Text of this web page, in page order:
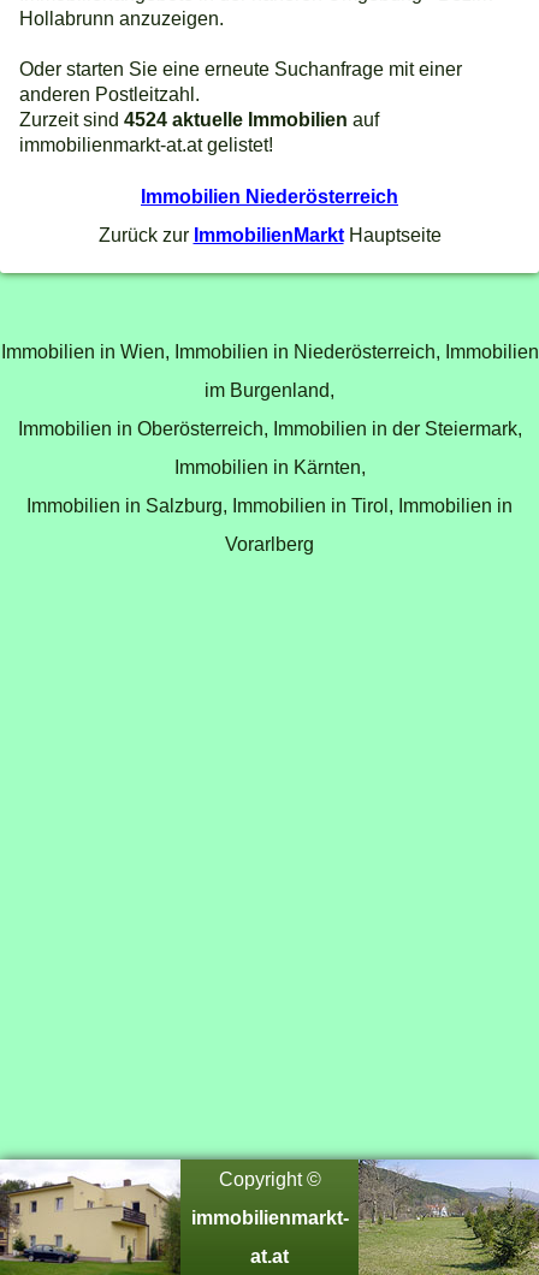
Hollabrunn anzuzeigen.
Oder starten Sie eine erneute Suchanfrage mit einer
anderen Postleitzahl.
Zurzeit sind4524 aktuelle Immobilien auf
immobilienmarkt-at.at gelistet!
Immobilien Niederösterreich
Zurück zur ImmobilienMarktHauptseite
Immobilien in Wien, Immobilien in Niederösterreich, Immobilien
im Burgenland,
Immobilien in Oberösterreich, Immobilien in der Steiermark,
Immobilien in Kärnten,
Immobilien in Salzburg, Immobilien in Tirol, Immobilien in
Vorarlberg
Copyright ©
immobilienmarkt-
at.at